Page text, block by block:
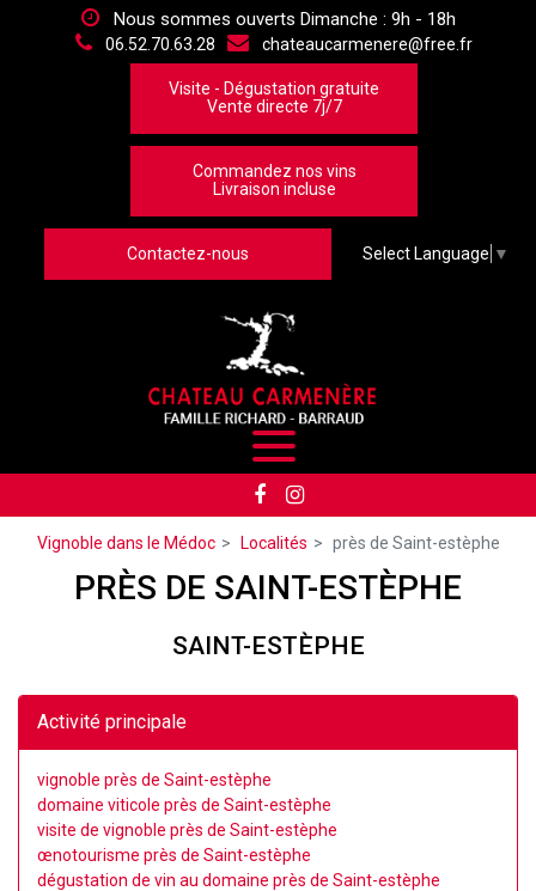
Nous sommes ouverts Dimanche : 9h - 18h
06.52.70.63.28 chateaucarmenere@free.fr
Visite - Dégustation gratuite
Vente directe 7j/7
Commandez nos vins
Livraison incluse
Contactez-nous Select Language ▼
Vignoble dans le Médoc Localités près de Saint-estèphe
PRÈS DE SAINT-ESTÈPHE
SAINT-ESTÈPHE
Activité principale
vignoble près de Saint-estèphe
domaine viticole près de Saint-estèphe
visite de vignoble près de Saint-estèphe
œnotourisme près de Saint-estèphe
dégustation de vin au domaine près de Saint-estèphe
Panneau de gestion des cookies